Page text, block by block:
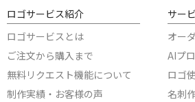
ロゴサービス紹介
ロゴサービスとは
ご注文から購入まで
無料リクエスト機能について
制作実績・お客様の声
サー
オー
AIプ
ロゴ
名刺